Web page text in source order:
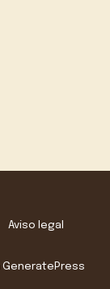
Aviso legal
GeneratePress